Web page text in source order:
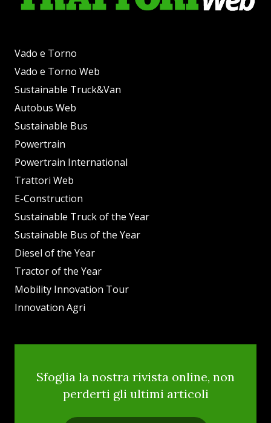
Vado e Torno
Vado e Torno Web
Sustainable Truck&Van
Autobus Web
Sustainable Bus
Powertrain
Powertrain International
Trattori Web
E-Construction
Sustainable Truck of the Year
Sustainable Bus of the Year
Diesel of the Year
Tractor of the Year
Mobility Innovation Tour
Innovation Agri
Sfoglia la nostra rivista online, non
perderti gli ultimi articoli